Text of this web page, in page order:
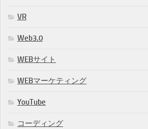
VR
Web3.0
WEBサイト
WEBマーケティング
YouTube
コーディング